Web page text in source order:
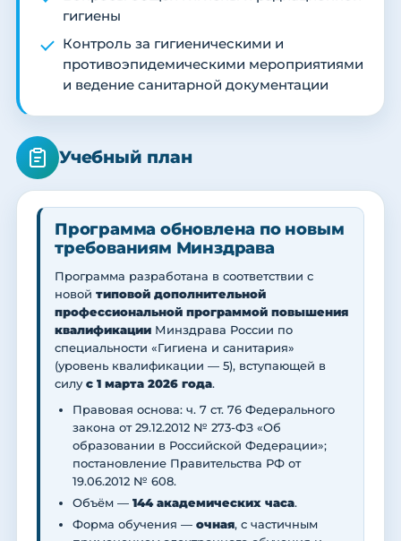
гигиены
Контроль за гигиеническими и
противоэпидемическими мероприятиями
и ведение санитарной документации
Учебный план
Программа обновлена по новым
требованиям Минздрава
Программа разработана в соответствии с
новой типовой дополнительной
профессиональной программой повышения
квалификации Минздрава России по
специальности «Гигиена и санитария»
(уровень квалификации — 5), вступающей в
силус 1 марта 2026 года.
Правовая основа: ч. 7 ст. 76 Федерального
закона от 29.12.2012 № 273-ФЗ «Об
образовании в Российской Федерации»;
постановление Правительства РФ от
19.06.2012 № 608.
Объём — 144 академических часа.
Форма обучения — очная, с частичным